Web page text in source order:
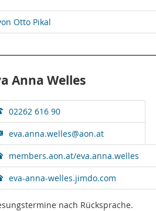
Otto Pikal
Anna Welles
02262 616 90
eva.anna.welles@aon.at
members.aon.at/eva.anna.welles
eva-anna-welles.jimdo.com
nach Rücksprache.